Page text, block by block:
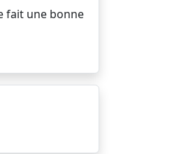
fait une bonne